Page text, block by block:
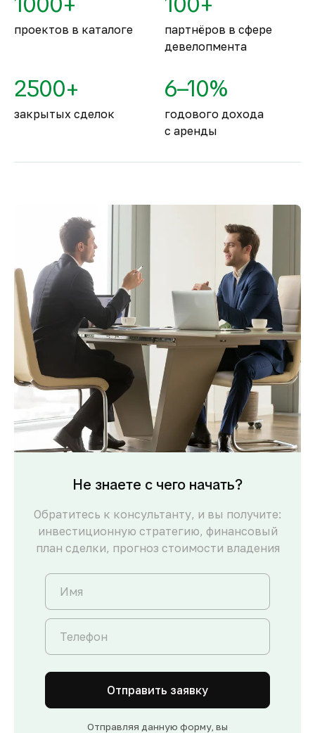
занимают второе место в мире.
проектов в каталоге
партнёров в сфере
девелопмента
2500+
закрытых сделок
6–10%
годового дохода
с аренды
Не знаете с чего начать?
Обратитесь к консультанту, и вы получите:
инвестиционную стратегию, финансовый
план сделки, прогноз стоимости владения
Отправить заявку
Отправляя данную форму, вы